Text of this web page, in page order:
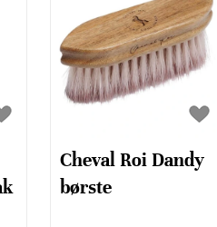
Cheval Roi Dandy
børste